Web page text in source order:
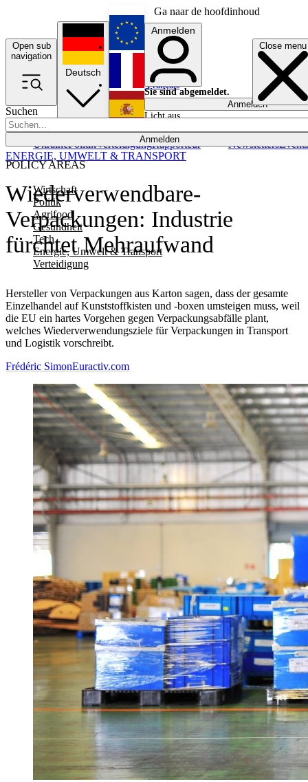
Ga naar de hoofdinhoud
Open sub
navigation
Close menu
Suchen
Anmelden
POLICY AREAS
Wirtschaft
Politik
Agrifood
Gesundheit
Tech
Energie, Umwelt & Transport
Verteidigung
UkrainePolitikVerteidigungRapporteur NewslettersEvents
Deutsch
English
Français
Anmelden
Sie sind abgemeldet.
Anmelden
Licht aus
Wiederverwendbare-
Verpackungen: Industrie
fürchtet Mehraufwand
Hersteller von Verpackungen aus Karton sagen, dass der gesamte
Einzelhandel auf Kunststoffkisten und -boxen umsteigen muss, weil
die EU ein hartes Vorgehen gegen Verpackungsabfälle plant,
welches Wiederverwendungsziele für Verpackungen in Transport
und Logistik vorschreibt.
ENERGIE, UMWELT & TRANSPORT
Frédéric SimonEuractiv.com